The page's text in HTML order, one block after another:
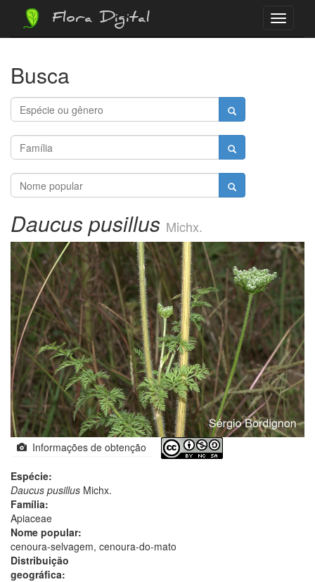
Menu
Flora Digital
Busca
Daucus pusillus Michx.
Informações de obtenção
Espécie:
Daucus pusillus Michx.
Família:
Apiaceae
Nome popular:
cenoura-selvagem, cenoura-do-mato
Distribuição
geográfica: